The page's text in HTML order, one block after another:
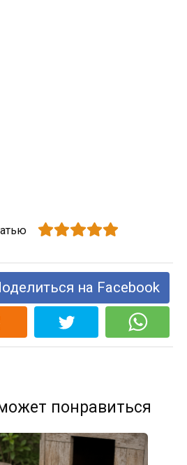
на Facebook
понравиться